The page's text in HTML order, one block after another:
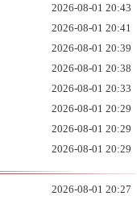
2026-08-01 20:43
2026-08-01 20:41
2026-08-01 20:39
2026-08-01 20:38
2026-08-01 20:33
2026-08-01 20:29
2026-08-01 20:29
2026-08-01 20:29
2026-08-01 20:27